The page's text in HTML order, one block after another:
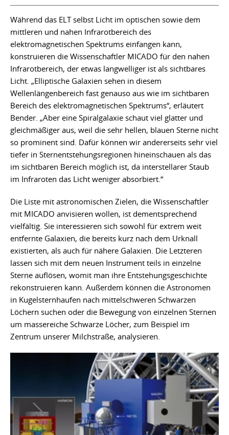
Während das ELT selbst Licht im optischen sowie dem
mittleren und nahen Infrarotbereich des
elektromagnetischen Spektrums einfangen kann,
konstruieren die Wissenschaftler MICADO für den nahen
Infrarotbereich, der etwas langwelliger ist als sichtbares
Licht. „Elliptische Galaxien sehen in diesem
Wellenlängenbereich fast genauso aus wie im sichtbaren
Bereich des elektromagnetischen Spektrums“, erläutert
Bender. „Aber eine Spiralgalaxie schaut viel glatter und
gleichmäßiger aus, weil die sehr hellen, blauen Sterne nicht
so prominent sind. Dafür können wir andererseits sehr viel
tiefer in Sternentstehungsregionen hineinschauen als das
im sichtbaren Bereich möglich ist, da interstellarer Staub
im Infraroten das Licht weniger absorbiert.“
Die Liste mit astronomischen Zielen, die Wissenschaftler
mit MICADO anvisieren wollen, ist dementsprechend
vielfältig. Sie interessieren sich sowohl für extrem weit
entfernte Galaxien, die bereits kurz nach dem Urknall
existierten, als auch für nähere Galaxien. Die Letzteren
lassen sich mit dem neuen Instrument teils in einzelne
Sterne auflösen, womit man ihre Entstehungsgeschichte
rekonstruieren kann. Außerdem können die Astronomen
in Kugelsternhaufen nach mittelschweren Schwarzen
Löchern suchen oder die Bewegung von einzelnen Sternen
um massereiche Schwarze Löcher, zum Beispiel im
Zentrum unserer Milchstraße, analysieren.